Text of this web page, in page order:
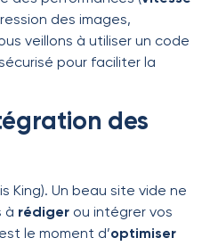
des images,
veillons à utiliser un code
pour faciliter la
des
King). Un beau site vide ne
à rédiger ou intégrer vos
le moment d’optimiser